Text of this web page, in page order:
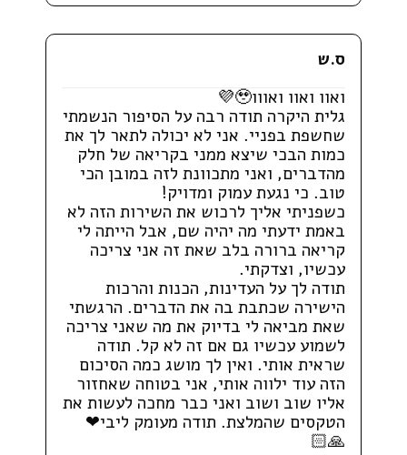
ס.ש
ואוו ואוו ואווו🥹💜
גלית היקרה תודה רבה על הסיפור הנשמתי
שחשפת בפניי. אני לא יכולה לתאר לך את
כמות הבכי שיצא ממני בקריאה של חלק
מהדברים, ואני מתכוונת לזה במובן הכי
טוב. כי נגעת עמוק ומדויק!
כשפניתי אליך לרכוש את השירות הזה לא
באמת ידעתי מה יהיה שם, אבל הייתה לי
קריאה ברורה בלב שאת זה אני צריכה
עכשיו, וצדקתי.
תודה לך על העדינות, הכנות והרכות
הישירה שכתבת בה את הדברים. הרגשתי
שאת מביאה לי בדיוק את מה שאני צריכה
לשמוע עכשיו גם אם זה לא קל. תודה
שראית אותי. ואין לך מושג כמה הסיכום
הזה עוד ילווה אותי, אני בטוחה שאחזור
אליו שוב ושוב ואני כבר מחכה לעשות את
הטקסים שהמלצת. תודה מעומק ליבי❤
🙏🏻